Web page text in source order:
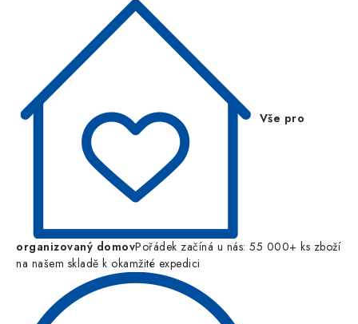
Vše pro
organizovaný domovPořádek začíná u nás: 55 000+ ks zboží
na našem skladě k okamžité expedici